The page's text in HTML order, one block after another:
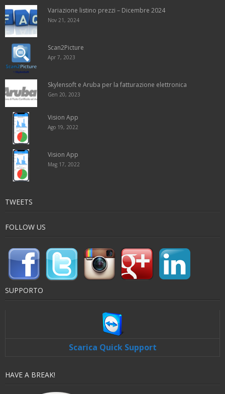
Variazione listino prezzi – Dicembre 2024
Nov 21, 2024
Scan2Picture
Apr 7, 2023
Skylensoft e Aruba per la fatturazione elettronica
Gen 20, 2023
Vision App
Ago 19, 2022
Vision App
Mag 17, 2022
TWEETS
FOLLOW US
SUPPORTO
Scarica Quick Support
HAVE A BREAK!